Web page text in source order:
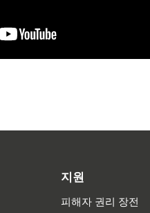
지원
피해자 권리 장전